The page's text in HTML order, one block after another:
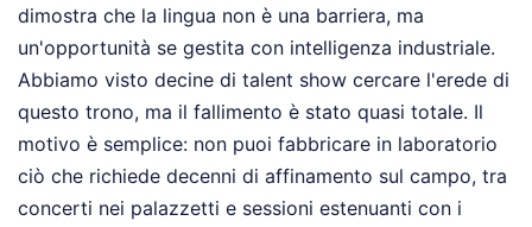
dimostra che la lingua non è una barriera, ma
un'opportunità se gestita con intelligenza industriale.
Abbiamo visto decine di talent show cercare l'erede di
questo trono, ma il fallimento è stato quasi totale. Il
motivo è semplice: non puoi fabbricare in laboratorio
ciò che richiede decenni di affinamento sul campo, tra
concerti nei palazzetti e sessioni estenuanti con i